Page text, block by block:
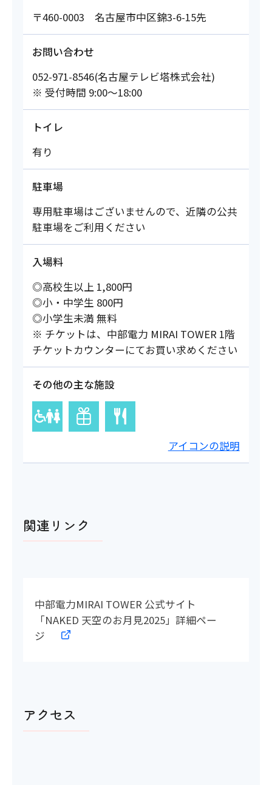
〒460-0003 名古屋市中区錦3-6-15先
お問い合わせ
052-971-8546(名古屋テレビ塔株式会社)
※ 受付時間 9:00～18:00
トイレ
有り
駐車場
専用駐車場はございませんので、近隣の公共
駐車場をご利用ください
入場料
◎高校生以上 1,800円
◎小・中学生 800円
◎小学生未満 無料
※ チケットは、中部電力 MIRAI TOWER 1階
チケットカウンターにてお買い求めください
その他の主な施設
アイコンの説明
関連リンク
中部電力MIRAI TOWER 公式サイト
「NAKED 天空のお月見2025」詳細ペー
ジ
アクセス